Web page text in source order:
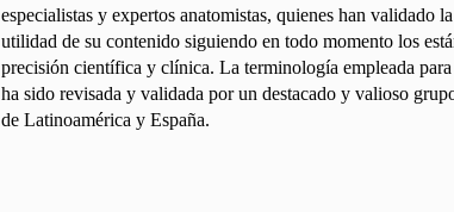
especialistas y expertos anatomistas, quienes han validado
utilidad de su contenido siguiendo en todo momento los
precisión científica y clínica. La terminología empleada para
ha sido revisada y validada por un destacado y valioso
de Latinoamérica y España.